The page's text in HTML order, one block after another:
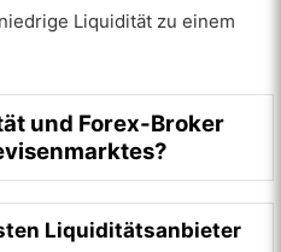
Liquidität zu einem
und Forex-Broker
Liquiditätsanbieter